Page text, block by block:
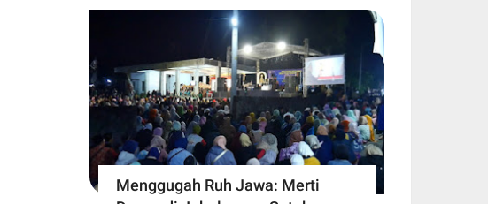
Menggugah Ruh Jawa: Merti